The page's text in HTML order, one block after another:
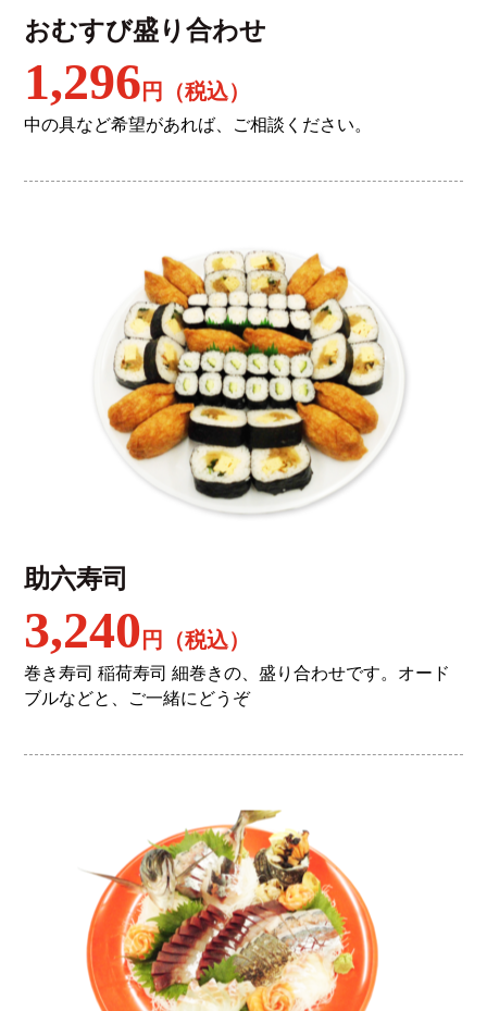
おむすび盛り合わせ
1,296 円（税込）
中の具など希望があれば、ご相談ください。
助六寿司
3,240 円（税込）
巻き寿司 稲荷寿司 細巻きの、盛り合わせです。オード
ブルなどと、ご一緒にどうぞ